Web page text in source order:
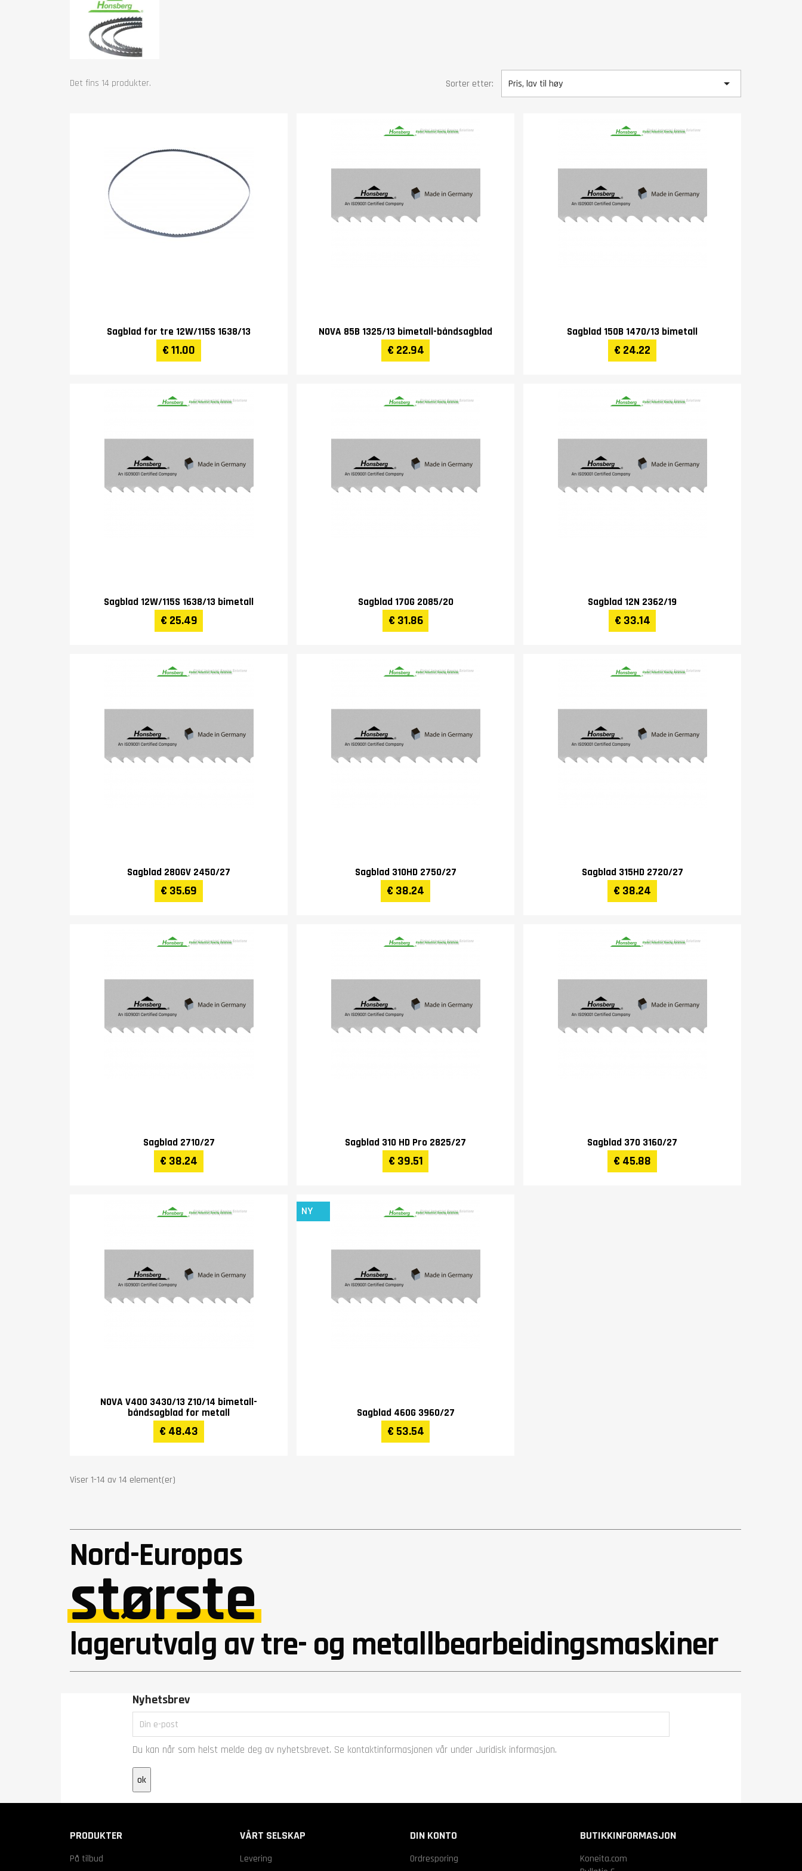
Det fins 14 produkter. Sorter etter: Pris, lav til høy 
Sagblad for tre 12W/115S 1638/13
€ 11.00
NOVA 85B 1325/13 bimetall-båndsagblad
€ 22.94
Sagblad 150B 1470/13 bimetall
€ 24.22
Sagblad 12W/115S 1638/13 bimetall
€ 25.49
Sagblad 170G 2085/20
€ 31.86
Sagblad 12N 2362/19
€ 33.14
Sagblad 280GV 2450/27
€ 35.69
Sagblad 310HD 2750/27
€ 38.24
Sagblad 315HD 2720/27
€ 38.24
Sagblad 2710/27
€ 38.24
Sagblad 310 HD Pro 2825/27
€ 39.51
Sagblad 370 3160/27
€ 45.88
NOVA V400 3430/13 Z10/14 bimetall-
båndsagblad for metall
€ 48.43
NY
Sagblad 460G 3960/27
€ 53.54
Viser 1-14 av 14 element(er)
Nord-Europas
største
lagerutvalg av tre- og metallbearbeidingsmaskiner
Nyhetsbrev
Du kan når som helst melde deg av nyhetsbrevet. Se kontaktinformasjonen vår under Juridisk informasjon.
PRODUKTER
På tilbud
VÅRT SELSKAP
Levering
DIN KONTO
Ordresporing
BUTIKKINFORMASJON
Koneita.com